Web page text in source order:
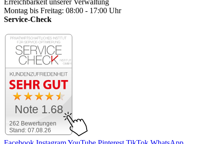
Montag bis Freitag: 08:00 - 17:00 Uhr
Service-Check
262 Bewertungen
Stand: 07.08.26
Note 1.68